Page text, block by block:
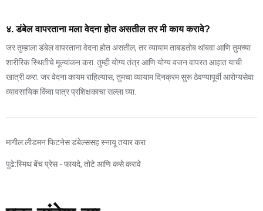
४. डंबेल वापरताना मला वेदना होत असतील तर मी काय करावे?
जर तुम्हाला डंबेल वापरताना वेदना होत असतील, तर व्यायाम ताबडतोब थांबवा आणि तुमच्या
शारीरिक स्थितीचे मूल्यांकन करा. तुम्ही योग्य तंत्र आणि योग्य वजन वापरत आहात याची
खात्री करा. जर वेदना कायम राहिल्यास, तुमचा व्यायाम दिनक्रम सुरू ठेवण्यापूर्वी आरोग्यसेवा
व्यावसायिक किंवा पात्र प्रशिक्षकाचा सल्ला घ्या.
मागील:लीडमन फिटनेस डंबेल्ससह स्नायू तयार करा
पुढे:स्मिथ बेंच प्रेस - फायदे, तोटे आणि कसे करावे